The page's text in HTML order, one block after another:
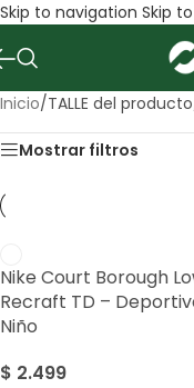
Skip to navigation Skip
Inicio/TALLE del producto
Mostrar filtros
Nike Court Borough
Recraft TD –
Niño
$ 2.499